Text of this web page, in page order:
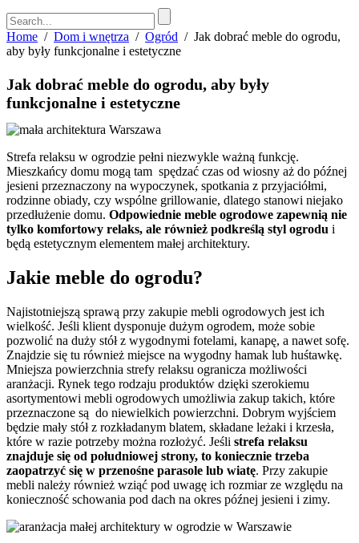
Home / Dom i wnętrza / Ogród / Jak dobrać meble do ogrodu,
aby były funkcjonalne i estetyczne
Jak dobrać meble do ogrodu, aby były
funkcjonalne i estetyczne
Strefa relaksu w ogrodzie pełni niezwykle ważną funkcję.
Mieszkańcy domu mogą tam spędzać czas od wiosny aż do późnej
jesieni przeznaczony na wypoczynek, spotkania z przyjaciółmi,
rodzinne obiady, czy wspólne grillowanie, dlatego stanowi niejako
przedłużenie domu. Odpowiednie meble ogrodowe zapewnią nie
tylko komfortowy relaks, ale również podkreślą styl ogrodu i
będą estetycznym elementem małej architektury.
Jakie meble do ogrodu?
Najistotniejszą sprawą przy zakupie mebli ogrodowych jest ich
wielkość. Jeśli klient dysponuje dużym ogrodem, może sobie
pozwolić na duży stół z wygodnymi fotelami, kanapę, a nawet sofę.
Znajdzie się tu również miejsce na wygodny hamak lub huśtawkę.
Mniejsza powierzchnia strefy relaksu ogranicza możliwości
aranżacji. Rynek tego rodzaju produktów dzięki szerokiemu
asortymentowi mebli ogrodowych umożliwia zakup takich, które
przeznaczone są do niewielkich powierzchni. Dobrym wyjściem
będzie mały stół z rozkładanym blatem, składane leżaki i krzesła,
które w razie potrzeby można rozłożyć. Jeśli strefa relaksu
znajduje się od południowej strony, to koniecznie trzeba
zaopatrzyć się w przenośne parasole lub wiatę. Przy zakupie
mebli należy również wziąć pod uwagę ich rozmiar ze względu na
konieczność schowania pod dach na okres późnej jesieni i zimy.